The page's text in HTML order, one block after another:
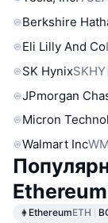
Berkshire
Eli Lilly And Co
SK HynixSKHY
JPmorgan
Micron
Walmart Inc
Ethereum
EthereumETH